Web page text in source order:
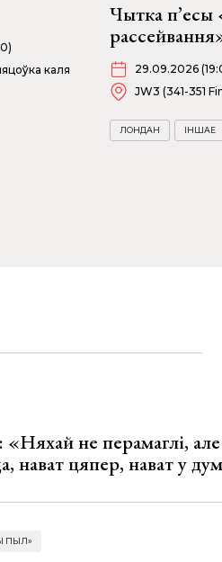
каля
Чытка
29.09.2026
JW3 (341-351
ЛОНДАН ІНШАЕ
«Няхай не перамаглі,
нават цяпер, нават у
ПЫЛ»